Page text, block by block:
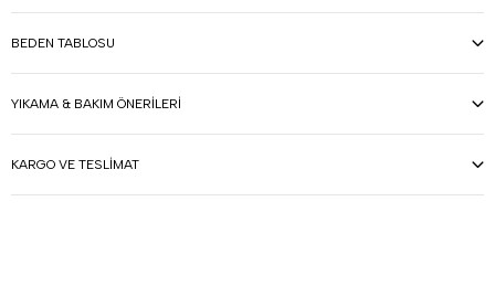
BEDEN TABLOSU
YIKAMA & BAKIM ÖNERILERI
KARGO VE TESLIMAT